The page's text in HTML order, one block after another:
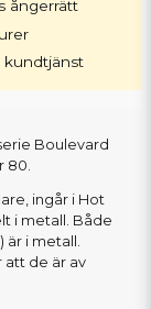
ångerrätt
kundtjänst
Boulevard
80.
ingår i Hot
i metall. Både
är i metall.
att de är av